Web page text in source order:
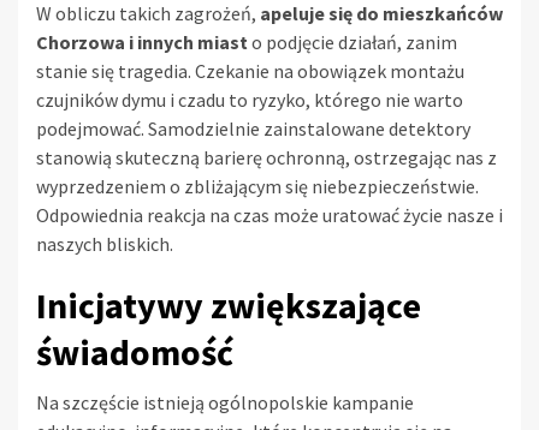
W obliczu takich zagrożeń, apeluje się do mieszkańców
Chorzowa i innych miasto podjęcie działań, zanim
stanie się tragedia. Czekanie na obowiązek montażu
czujników dymu i czadu to ryzyko, którego nie warto
podejmować. Samodzielnie zainstalowane detektory
stanowią skuteczną barierę ochronną, ostrzegając nas z
wyprzedzeniem o zbliżającym się niebezpieczeństwie.
Odpowiednia reakcja na czas może uratować życie nasze i
naszych bliskich.
Inicjatywy zwiększające
świadomość
Na szczęście istnieją ogólnopolskie kampanie